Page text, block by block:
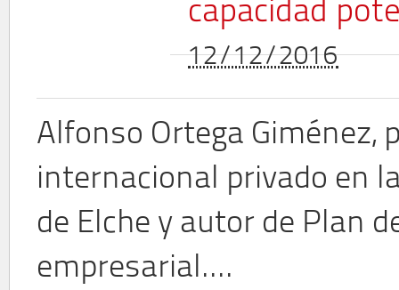
capacidad
12/12/2016
Alfonso Ortega Giménez,
internacional privado en
de Elche y autor de Plan
empresarial....